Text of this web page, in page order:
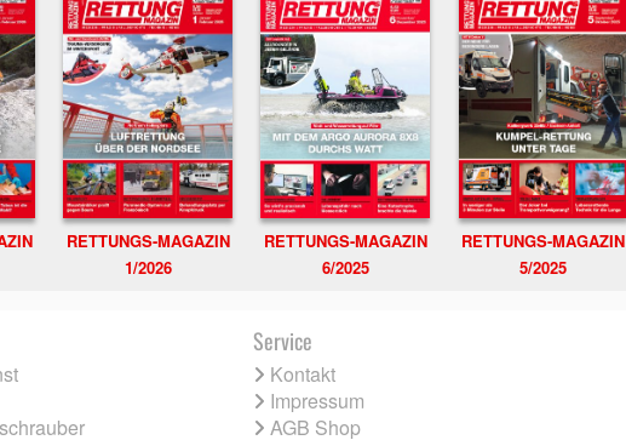
RETTUNGS-MAGAZIN
1/2026
RETTUNGS-MAGAZIN
6/2025
RETTUNGS-MAGAZIN
5/2025
Service
Kontakt
Impressum
AGB Shop